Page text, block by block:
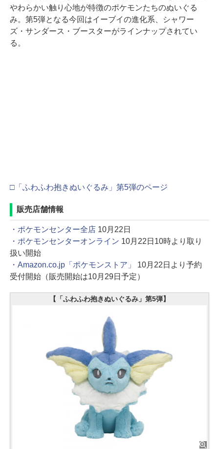
やわらかい触り心地が特徴のポケモンたちのぬいぐる
み。第5弾となる今回はイーブイの進化系、シャワー
ズ・サンダース・ブースターがラインナップされてい
る。
□「ふわふわ抱きぬいぐるみ」第5弾のページ
販売店舗情報
・ポケモンセンター全店10月22日
・ポケモンセンターオンライン 10月22日10時より取り
扱い開始
・Amazon.co.jp「ポケモンストア」
10月22日より予約
受付開始（販売開始は10月29日予定）
【「ふわふわ抱きぬいぐるみ」第5弾】